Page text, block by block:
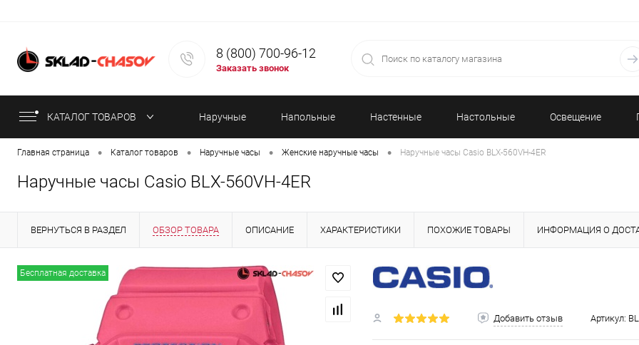
8 (800) 700-96-12
Заказать звонок
КАТАЛОГ ТОВАРОВ Наручные
часы
Напольные Настенные Настольные Освещение
Главная страница • Каталог товаров • Наручные часы • Женские наручные часы • Наручные часы Casio BLX-560VH-4ER
Наручные часы Casio BLX-560VH-4ER
ВЕРНУТЬСЯ В РАЗДЕЛ ОБЗОР ТОВАРА ОПИСАНИЕ ХАРАКТЕРИСТИКИ ПОХОЖИЕ ТОВАРЫ ИНФОРМАЦИЯ О
ИНФОРМАЦИЯ ОБ ОПЛАТЕ СТАТЬИ
Бесплатная доставка
Добавить отзыв Артикул: